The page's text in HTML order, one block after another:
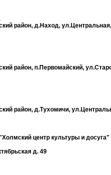
район, д.Наход,
район, п.Первомайский,
район, д.Тухомичи,
центр культуры и досуга"
д. 49